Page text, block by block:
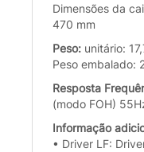
Dimensões da
470 mm
Peso: unitário:
Peso embalado:
Resposta
(modo FOH)
Informação
• Driver LF: